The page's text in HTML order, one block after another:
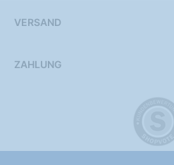
VERSAND
ZAHLUNG